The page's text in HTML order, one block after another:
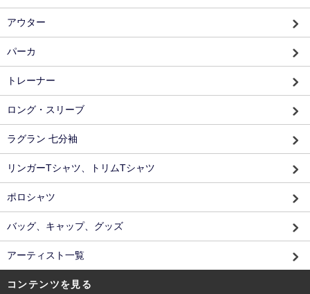
アウター
パーカ
トレーナー
ロング・スリーブ
ラグラン 七分袖
リンガーTシャツ、トリムTシャツ
ポロシャツ
バッグ、キャップ、グッズ
アーティスト一覧
コンテンツを見る